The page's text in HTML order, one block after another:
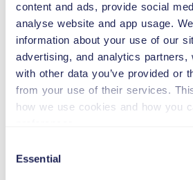
content and ads, provide social
analyse website and app usage.
information about your use of our
advertising, and analytics partners,
with other data you’ve provided or
from your use of their services.
how we use cookies and how you
Selection
Essential
BÄLTESKUDDE
SNÖKEDJOR
familjer. Med automatväxel, fyra
sittplatser rymmer den bekvämt